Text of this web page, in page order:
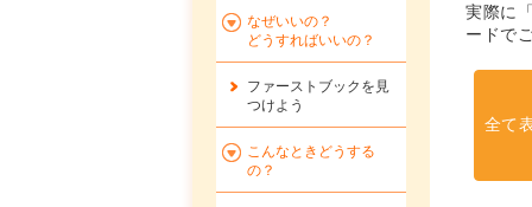
実際に
ードで
全て
なぜいいの？
どうすればいいの？
ファーストブックを 見
つけよう
こんなときどうする
の？